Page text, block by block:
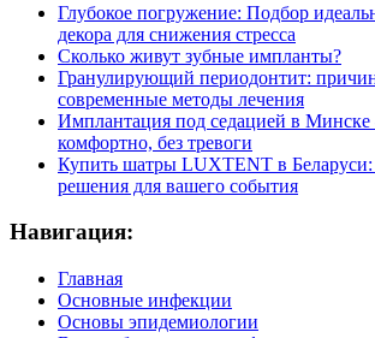
Глубокое погружение: Подбор
декора для снижения стресса
Сколько живут зубные импланты?
Гранулирующий периодонтит:
современные методы лечения
Имплантация под седацией в Минске
комфортно, без тревоги
Купить шатры LUXTENT в
решения для вашего события
Навигация:
Главная
Основные инфекции
Основы эпидемиологии